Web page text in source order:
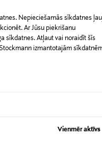
Nepieciešamās sīkdatnes
Ar Jūsu piekrišanu
sīkdatnes. Atļaut vai noraidīt šīs
izmantotajām
Vienmēr aktīvs